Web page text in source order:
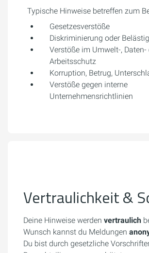
Typische Hinweise betreffen zum
Gesetzesverstöße
Diskriminierung oder
Verstöße im Umwelt-, Daten-
Arbeitsschutz
Korruption, Betrug,
Verstöße gegen interne
Unternehmensrichtlinien
Vertraulichkeit &
Deine Hinweise werden vertraulich
Wunsch kannst du Meldungen
Du bist durch gesetzliche